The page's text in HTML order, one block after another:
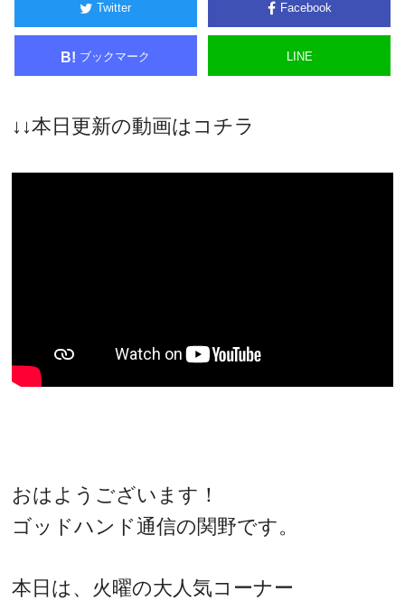
Twitter Facebook
B! ブックマーク LINE
↓↓本日更新の動画はコチラ
おはようございます！
ゴッドハンド通信の関野です。
本日は、火曜の大人気コーナー